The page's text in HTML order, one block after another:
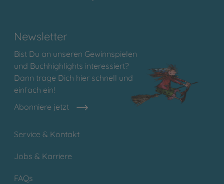
Newsletter
Bist Du an unseren Gewinnspielen
und Buchhighlights interessiert?
Dann trage Dich hier schnell und
einfach ein!
Abonniere jetzt
Service & Kontakt
Jobs & Karriere
FAQs